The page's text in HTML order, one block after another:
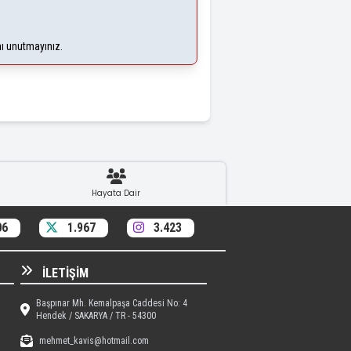
Hayata Dair
1.967 3.423
İLETIŞIM
Başpınar Mh. Kemalpaşa Caddesi No: 4
Hendek / SAKARYA / TR - 54300
mehmet_kavis@hotmail.com